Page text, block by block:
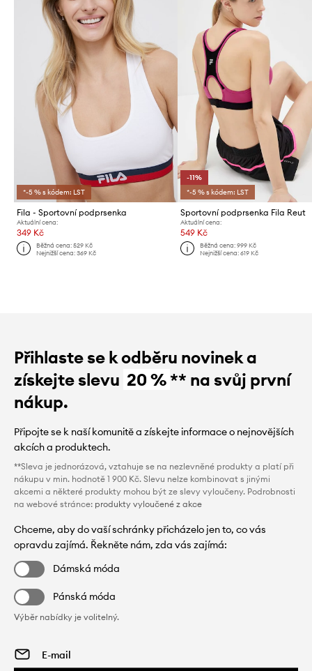
*-5 % s kódem: LST
Fila - Sportovní podprsenka
Aktuální cena:
349 Kč
Běžná cena:529 Kč
Nejnižší cena:369 Kč
-11%
*-5 % s kódem: LST
Sportovní podprsenka Fila Reut
Aktuální cena:
549 Kč
Běžná cena: 999 Kč
Nejnižší cena: 619 Kč
Přihlaste se k odběru novinek a
získejte slevu 20 %** na svůj první
nákup.
Připojte se k naší komunitě a získejte informace o nejnovějších
akcích a produktech.
**Sleva je jednorázová, vztahuje se na nezlevněné produkty a platí při
nákupu v min. hodnotě 1 900 Kč. Slevu nelze kombinovat s jinými
akcemi a některé produkty mohou být ze slevy vyloučeny. Podrobnosti
na webové stránce: produkty vyloučené z akce
Chceme, aby do vaší schránky přicházelo jen to, co vás
opravdu zajímá. Řekněte nám, zda vás zajímá:
Dámská móda
Pánská móda
Výběr nabídky je volitelný.